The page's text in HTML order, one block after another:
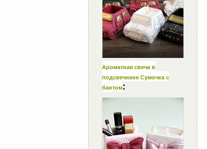
Ароматная свеча в
подсвечнике Сумочка с
бантом: